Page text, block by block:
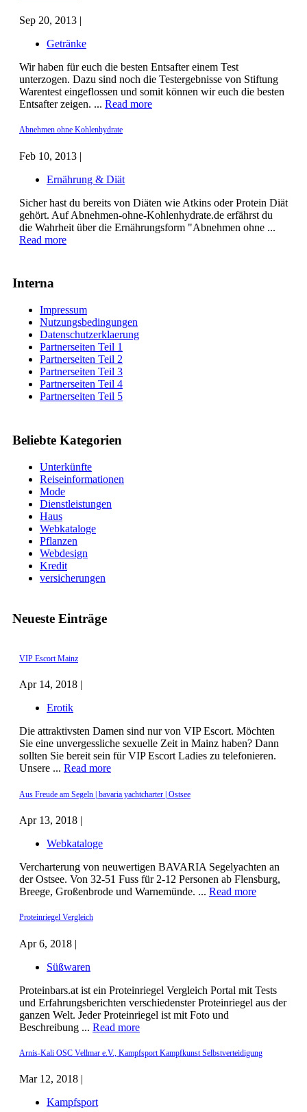
Beliebte Kategorien
Unterkünfte
Reiseinformationen
Mode
Dienstleistungen
Haus
Webkataloge
Pflanzen
Webdesign
Kredit
versicherungen
Neueste Einträge
VIP Escort Mainz
Apr 14, 2018 |
Erotik
Die attraktivsten Damen sind nur von VIP Escort. Möchten
Sie eine unvergessliche sexuelle Zeit in Mainz haben? Dann
sollten Sie bereit sein für VIP Escort Ladies zu telefonieren.
Unsere ... Read more
Aus Freude am Segeln | bavaria yachtcharter | Ostsee
Apr 13, 2018 |
Webkataloge
Vercharterung von neuwertigen BAVARIA Segelyachten an
der Ostsee. Von 32-51 Fuss für 2-12 Personen ab Flensburg,
Breege, Großenbrode und Warnemünde. ... Read more
Proteinriegel Vergleich
Apr 6, 2018 |
Süßwaren
Proteinbars.at ist ein Proteinriegel Vergleich Portal mit Tests
und Erfahrungsberichten verschiedenster Proteinriegel aus der
ganzen Welt. Jeder Proteinriegel ist mit Foto und
Beschreibung ... Read more
Arnis-Kali OSC Vellmar e.V., Kampfsport Kampfkunst Selbstverteidigung
Mar 12, 2018 |
Kampfsport
Sep 20, 2013 |
Getränke
Wir haben für euch die besten Entsafter einem Test
unterzogen. Dazu sind noch die Testergebnisse von Stiftung
Warentest eingeflossen und somit können wir euch die besten
Entsafter zeigen. ... Read more
Abnehmen ohne Kohlenhydrate
Feb 10, 2013 |
Ernährung & Diät
Sicher hast du bereits von Diäten wie Atkins oder Protein Diät
gehört. Auf Abnehmen-ohne-Kohlenhydrate.de erfährst du
die Wahrheit über die Ernährungsform "Abnehmen ohne ...
Read more
Interna
Impressum
Nutzungsbedingungen
Datenschutzerklaerung
Partnerseiten Teil 1
Partnerseiten Teil 2
Partnerseiten Teil 3
Partnerseiten Teil 4
Partnerseiten Teil 5